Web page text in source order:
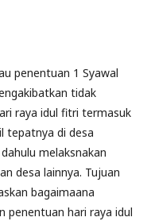
penentuan 1 Syawal
tidak
raya idul fitri termasuk
tepatnya di desa
melaksnakan
desa lainnya. Tujuan
bagaimaana
penentuan hari raya idul